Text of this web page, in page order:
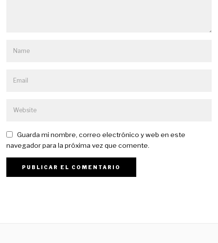
Guarda mi nombre, correo electrónico y web en este
navegador para la próxima vez que comente.